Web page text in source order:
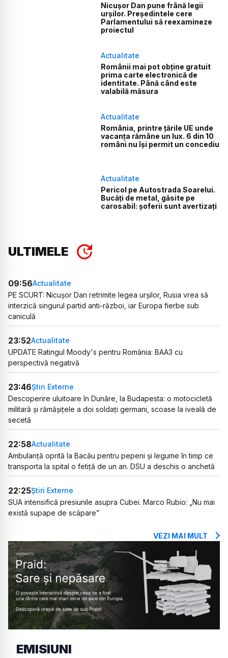
Nicușor Dan pune frână legii
urșilor. Președintele cere
Parlamentului să reexamineze
proiectul
Actualitate
Românii mai pot obține gratuit
prima carte electronică de
identitate. Până când este
valabilă măsura
Actualitate
România, printre țările UE unde
vacanța rămâne un lux. 6 din 10
români nu își permit un concediu
Actualitate
Pericol pe Autostrada Soarelui.
Bucăți de metal, găsite pe
carosabil: șoferii sunt avertizați
ULTIMELE
09:56Actualitate
PE SCURT: Nicușor Dan retrimite legea urșilor, Rusia vrea să
interzică singurul partid anti-război, iar Europa fierbe sub
caniculă
23:52Actualitate
UPDATE Ratingul Moody's pentru România: BAA3 cu
perspectivă negativă
23:46Știri Externe
Descoperire uluitoare în Dunăre, la Budapesta: o motocicletă
militară și rămășițele a doi soldați germani, scoase la iveală de
secetă
22:58Actualitate
Ambulanță oprită la Bacău pentru pepeni și legume în timp ce
transporta la spital o fetiță de un an. DSU a deschis o anchetă
22:25Știri Externe
SUA intensifică presiunile asupra Cubei. Marco Rubio: „Nu mai
există supape de scăpare”
VEZI MAI MULT
EMISIUNI